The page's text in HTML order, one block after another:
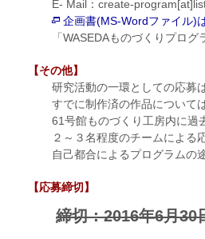
E- Mail：create-
企画書(MS-Wordファイル)
「WASEDAものづくりプログ
【その他】
研究活動の一環としての応募
すでに制作済の作品について
61号館ものづくり工房内に過
２～３名程度のチームによる
自己都合によるプログラムの
【応募締切】
締切：2016年6月30